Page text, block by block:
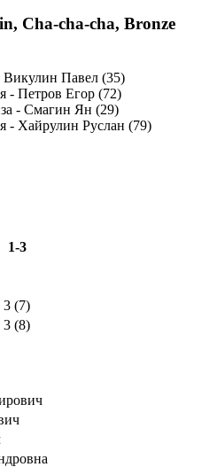
Cha-cha-cha, Bronze
Викулин Павел (35)
- Петров Егор (72)
- Смагин Ян (29)
- Хайрулин Руслан (79)
1-3
3 (7)
3 (8)